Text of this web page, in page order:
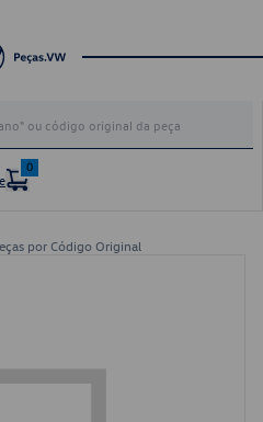
0
por Código Original